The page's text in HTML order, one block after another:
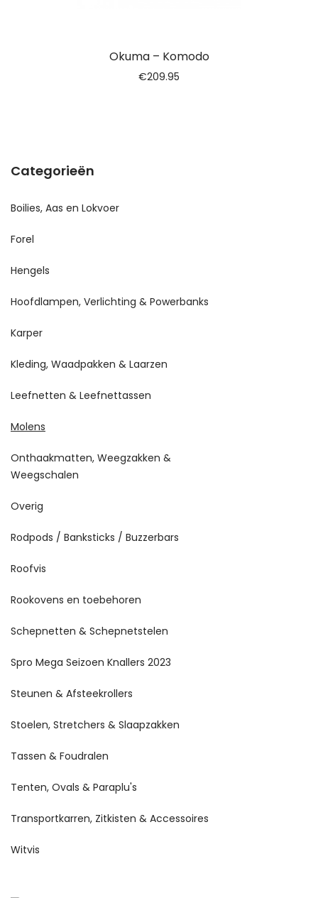
Okuma – Komodo
€209.95
Categorieën
Boilies, Aas en Lokvoer
Forel
Hengels
Hoofdlampen, Verlichting & Powerbanks
Karper
Kleding, Waadpakken & Laarzen
Leefnetten & Leefnettassen
Molens
Onthaakmatten, Weegzakken &
Weegschalen
Overig
Rodpods / Banksticks / Buzzerbars
Roofvis
Rookovens en toebehoren
Schepnetten & Schepnetstelen
Spro Mega Seizoen Knallers 2023
Steunen & Afsteekrollers
Stoelen, Stretchers & Slaapzakken
Tassen & Foudralen
Tenten, Ovals & Paraplu's
Transportkarren, Zitkisten & Accessoires
Witvis